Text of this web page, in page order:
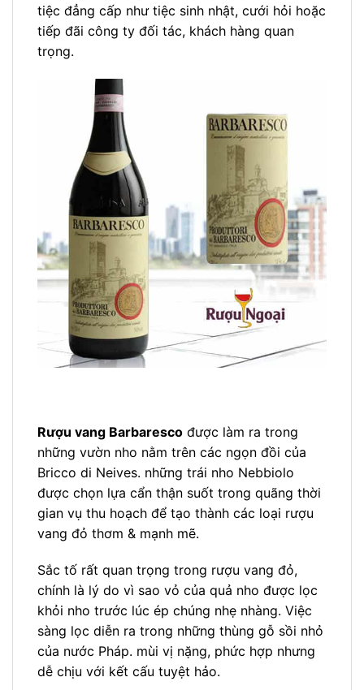
tiệc đẳng cấp như tiệc sinh nhật, cưới hỏi hoặc
tiếp đãi công ty đối tác, khách hàng quan
trọng.
Rượu vang Barbaresco được làm ra trong
những vườn nho nằm trên các ngọn đồi của
Bricco di Neives. những trái nho Nebbiolo
được chọn lựa cẩn thận suốt trong quãng thời
gian vụ thu hoạch để tạo thành các loại rượu
vang đỏ thơm & mạnh mẽ.
Sắc tố rất quan trọng trong rượu vang đỏ,
chính là lý do vì sao vỏ của quả nho được lọc
khỏi nho trước lúc ép chúng nhẹ nhàng. Việc
sàng lọc diễn ra trong những thùng gỗ sồi nhỏ
của nước Pháp. mùi vị nặng, phức hợp nhưng
dễ chịu với kết cấu tuyệt hảo.